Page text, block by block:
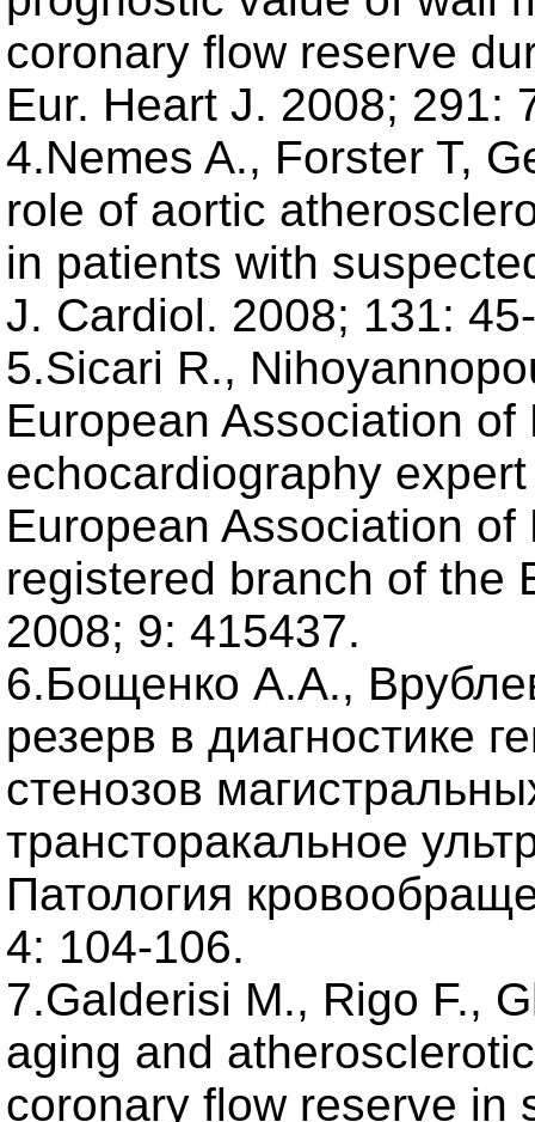
coronary flow reserve
Eur. Heart J. 2008; 291:
4.Nemes A., Forster T,
role of aortic
in patients with
J. Cardiol. 2008; 131:
5.Sicari R.,
European Association
echocardiography
European Association
registered branch of the
2008; 9: 415437.
6.Бощенко А.А.,
резерв в диагностике
стенозов
трансторакальное
Патология
4: 104-106.
7.Galderisi M., Rigo F.,
aging and
coronary flow reserve in